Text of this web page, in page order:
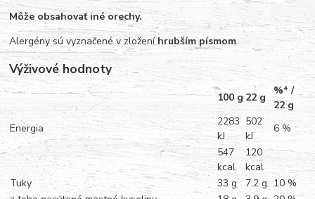
Môže obsahovať iné orechy.
Alergény sú vyznačené v zloženíhrubším písmom.
Výživové hodnoty
100 g22 g
%* /
22 g
Energia
2283
kJ
502
kJ
6 %
547
kcal
120
kcal
Tuky
33 g 7,2 g 10 %